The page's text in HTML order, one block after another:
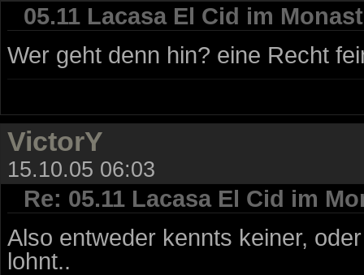
05.11 Lacasa El Cid im
Wer geht denn hin? eine Recht
VictorY
15.10.05 06:03
Re: 05.11 Lacasa El Cid im
Also entweder kennts keiner,
lohnt..